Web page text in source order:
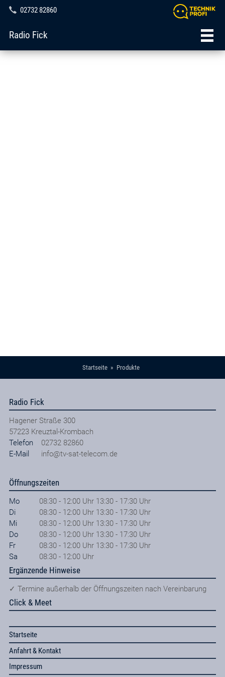
02732 82860
Radio Fick
Startseite Produkte
Radio Fick
Hagener Straße 300
57223 Kreuztal-Krombach
Telefon
02732 82860
E-Mail
info@tv-sat-telecom.de
Öffnungszeiten
Mo
08:30 - 12:00 Uhr 13:30 - 17:30 Uhr
Di
08:30 - 12:00 Uhr 13:30 - 17:30 Uhr
Mi
08:30 - 12:00 Uhr 13:30 - 17:30 Uhr
Do
08:30 - 12:00 Uhr 13:30 - 17:30 Uhr
Fr
08:30 - 12:00 Uhr 13:30 - 17:30 Uhr
Sa
08:30 - 12:00 Uhr
Ergänzende Hinweise
✓ Termine außerhalb der Öffnungszeiten nach Vereinbarung
Click & Meet
Startseite
Anfahrt & Kontakt
Impressum